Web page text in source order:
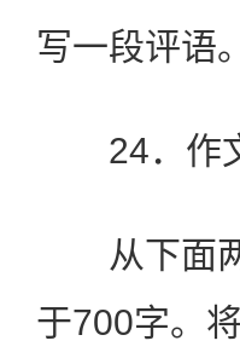
写一段评语
24．作文
从下面两
于700字。